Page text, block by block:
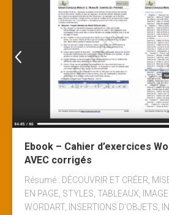
Ebook – Cahier d’exercices
AVEC corrigés
Résumé : DÉCOUVRIR ET CRÉER,
EN PAGE, STYLES, TABLEAUX,
WORDART, INSERTIONS D’OBJETS,